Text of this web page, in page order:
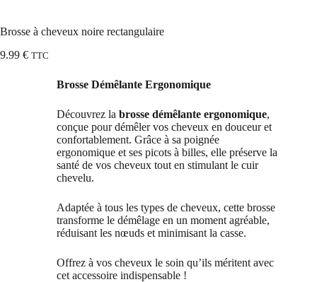
Brosse à cheveux noire rectangulaire
9.99 € TTC
Brosse Démêlante Ergonomique
Découvrez la brosse démêlante ergonomique,
conçue pour démêler vos cheveux en douceur et
confortablement. Grâce à sa poignée
ergonomique et ses picots à billes, elle préserve la
santé de vos cheveux tout en stimulant le cuir
chevelu.
Adaptée à tous les types de cheveux, cette brosse
transforme le démêlage en un moment agréable,
réduisant les nœuds et minimisant la casse.
Offrez à vos cheveux le soin qu’ils méritent avec
cet accessoire indispensable !